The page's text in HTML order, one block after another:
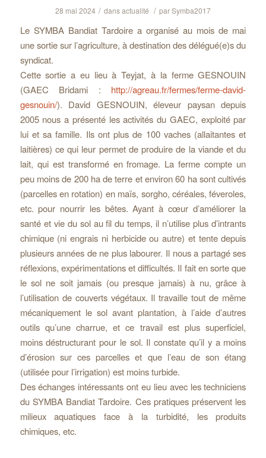
28 mai 2024 / dansactualité / parSymba2017
Le SYMBA Bandiat Tardoire a organisé au mois de mai
une sortie sur l’agriculture, à destination des délégué(e)s du
syndicat.
Cette sortie a eu lieu à Teyjat, à la ferme GESNOUIN
(GAEC Bridami : http://agreau.fr/fermes/ferme-david-
gesnouin/). David GESNOUIN, éleveur paysan depuis
2005 nous a présenté les activités du GAEC, exploité par
lui et sa famille. Ils ont plus de 100 vaches (allaitantes et
laitières) ce qui leur permet de produire de la viande et du
lait, qui est transformé en fromage. La ferme compte un
peu moins de 200 ha de terre et environ 60 ha sont cultivés
(parcelles en rotation) en maïs, sorgho, céréales, féveroles,
etc. pour nourrir les bêtes. Ayant à cœur d’améliorer la
santé et vie du sol au fil du temps, il n’utilise plus d’intrants
chimique (ni engrais ni herbicide ou autre) et tente depuis
plusieurs années de ne plus labourer. Il nous a partagé ses
réflexions, expérimentations et difficultés. Il fait en sorte que
le sol ne soit jamais (ou presque jamais) à nu, grâce à
l’utilisation de couverts végétaux. Il travaille tout de même
mécaniquement le sol avant plantation, à l’aide d’autres
outils qu’une charrue, et ce travail est plus superficiel,
moins déstructurant pour le sol. Il constate qu’il y a moins
d’érosion sur ces parcelles et que l’eau de son étang
(utilisée pour l’irrigation) est moins turbide.
Des échanges intéressants ont eu lieu avec les techniciens
du SYMBA Bandiat Tardoire. Ces pratiques préservent les
milieux aquatiques face à la turbidité, les produits
chimiques, etc.